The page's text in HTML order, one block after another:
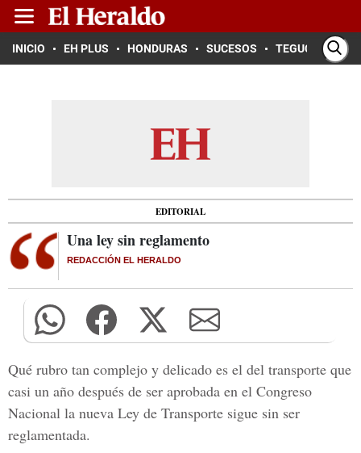
INICIO EH PLUS HONDURAS SUCESOS TEGUCIGALPA
EDITORIAL
Una ley sin reglamento
REDACCIÓN EL HERALDO
Qué rubro tan complejo y delicado es el del transporte que
casi un año después de ser aprobada en el Congreso
Nacional la nueva Ley de Transporte sigue sin ser
reglamentada.